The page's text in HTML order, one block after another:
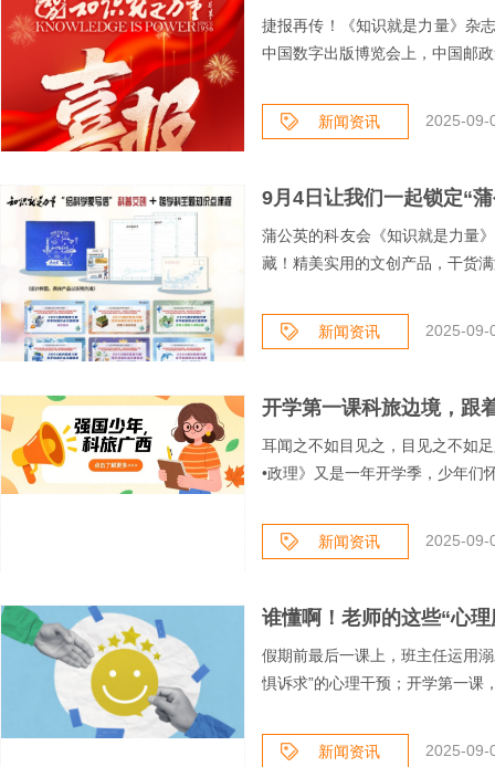
捷报再传！《知识就是力量》杂
中国数字出版博览会上，中国邮
新闻资讯 2025-09-
蒲公英的科友会《知识就是力量
藏！精美实用的文创产品，干货
新闻资讯 2025-09-
开学第一课科旅边境，跟
耳闻之不如目见之，目见之不如
•政理》又是一年开学季，少年们
新闻资讯 2025-09-
谁懂啊！老师的这些“心
假期前最后一课上，班主任运用
惧诉求”的心理干预；开学第一课
新闻资讯 2025-09-